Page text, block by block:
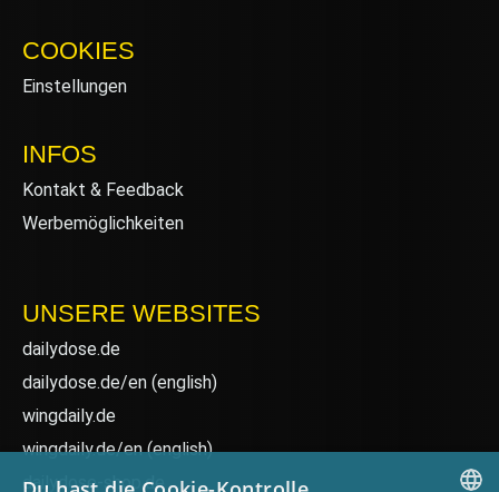
COOKIES
Einstellungen
INFOS
Kontakt & Feedback
Werbemöglichkeiten
UNSERE WEBSITES
dailydose.de
dailydose.de/en (english)
wingdaily.de
wingdaily.de/en(english)
dailydose-shop.de